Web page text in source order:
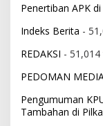
Penertiban APK
Indeks Berita -
REDAKSI - 51,014
PEDOMAN
Pengumuman
Tambahan di